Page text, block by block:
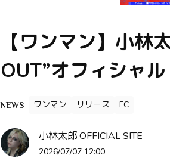
【ワンマン】小林
OUT”オフィシャ
NEWS ワンマン リリース FC
小林太郎 OFFICIAL SITE
2026/07/07 12:00